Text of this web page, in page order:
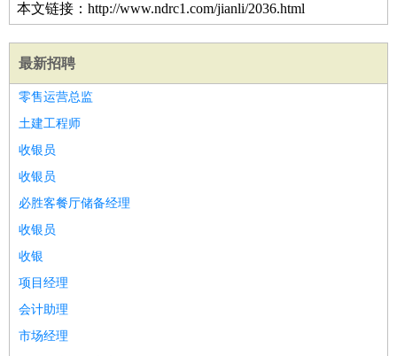
本文链接：http://www.ndrc1.com/jianli/2036.html
最新招聘
零售运营总监
土建工程师
收银员
收银员
必胜客餐厅储备经理
收银员
收银
项目经理
会计助理
市场经理